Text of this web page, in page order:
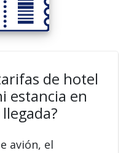
de hotel
estancia en
avión, el